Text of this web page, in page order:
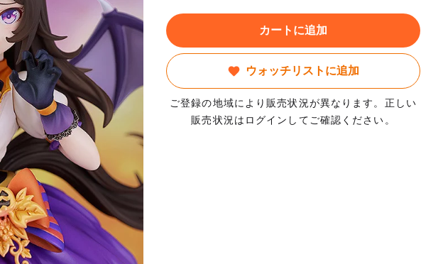
カートに追加
ウォッチリストに追加
ご登録の地域により販売状況が異なります。正しい
販売状況はログインしてご確認ください。